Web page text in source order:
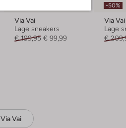
Via Vai
Lage sneakers
€ 199,95 € 99,99
-50%
Via Vai
Lage
€
Via Vai